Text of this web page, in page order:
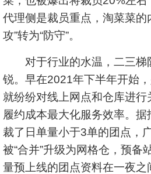
代理侧是裁员重点，淘菜菜的
攻”转为“防守”。
对于行业的水温，二三梯
锐。早在2021年下半年开始
就纷纷对线上网点和仓库进
履约成本最大化服务效率。
裁了日单量小于3单的团点，
被“合并”升级为网格仓，预备
量预上线的团点资料在一夜之